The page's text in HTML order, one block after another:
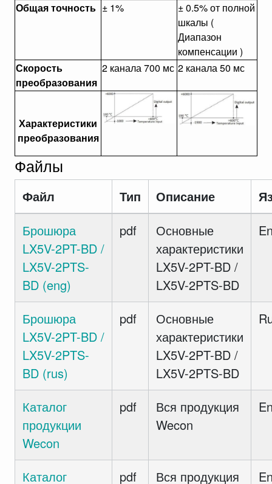
Общая точность ± 1%
± 0.5% от полной
шкалы (
Диапазон
компенсации )
Скорость
преобразования
2 канала 700 мс 2 канала 50 мс
Характеристики
преобразования
Файлы
Файл Тип Описание
Брошюра
LX5V-2PT-BD /
LX5V-2PTS-
BD (eng)
pdf
Основные
характеристики
LX5V-2PT-BD /
LX5V-2PTS-BD
Брошюра
LX5V-2PT-BD /
LX5V-2PTS-
BD (rus)
pdf
Основные
характеристики
LX5V-2PT-BD /
LX5V-2PTS-BD
Каталог
продукции
Wecon
pdf
Вся продукция
Wecon
Каталог
pdf
Вся продукция